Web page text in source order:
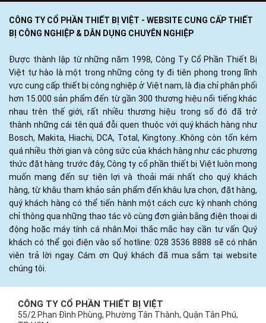
CÔNG TY CỔ PHẦN THIẾT BỊ VIỆT - WEBSITE CUNG CẤP THIẾT
BỊ CÔNG NGHIỆP & DÂN DỤNG CHUYÊN NGHIỆP
Được thành lập từ những năm 1998, Công Ty Cổ Phần Thiết Bị
Việt tự hào là một trong những công ty đi tiên phong trong lĩnh
vực cung cấp thiết bị công nghiệp ở Việt nam, là địa chỉ phân phối
hơn 15.000 sản phẩm đến từ gần 300 thương hiệu nổi tiếng khác
nhau trên thế giới, rất nhiều thương hiệu trong số đó đã trở
thành những cái tên quá đỗi quen thuộc với quý khách hàng như
Bosch, Makita, Hiachi, DCA, Total, Kingtony...Không còn tốn kém
quá nhiều thời gian và công sức của khách hàng như các phương
thức đặt hàng trước đây, Công ty cổ phần thiết bị Việt luôn mong
muốn mang đến sự tiện lợi và thoải mái nhất cho quý khách
hàng, từ khâu tham khảo sản phẩm đến khâu lựa chọn, đặt hàng,
quý khách hàng có thể tiến hành một cách cực kỳ nhanh chóng
chỉ thông qua những thao tác vô cùng đơn giản bằng điện thoại di
động hoặc máy tính cá nhân.Mọi thắc mắc hay cần tư vấn Quý
khách có thể gọi điện vào số hotline: 028 3536 8888 sẽ có nhân
viên trả lời ngay. Cám ơn Quý khách đã mua sắm tại website
chúng tôi.
CÔNG TY CỔ PHẦN THIẾT BỊ VIỆT
55/2 Phan Đình Phùng, Phường Tân Thành, Quận Tân Phú,